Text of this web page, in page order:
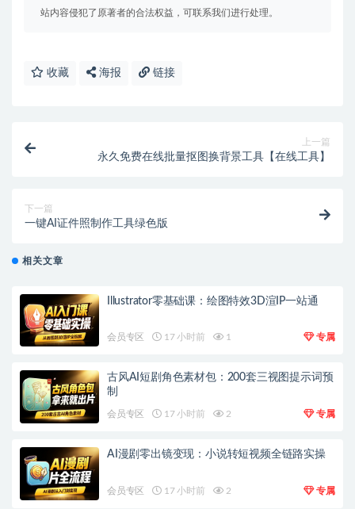
站内容侵犯了原著者的合法权益，可联系我们进行处理。
收藏 海报 链接
上一篇
永久免费在线批量抠图换背景工具【在线工具】
下一篇
一键AI证件照制作工具绿色版
相关文章
Illustrator零基础课：绘图特效3D渲IP一站通
会员专区 17 小时前 1 专属
古风AI短剧角色素材包：200套三视图提示词预
制
会员专区 17 小时前 2 专属
AI漫剧零出镜变现：小说转短视频全链路实操
会员专区 17 小时前 2 专属